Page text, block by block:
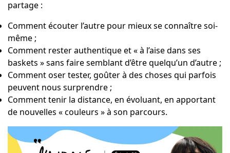
partage :
Comment écouter l’autre pour mieux se connaître soi-
même ;
Comment rester authentique et « à l’aise dans ses
baskets » sans faire semblant d’être quelqu’un d’autre ;
Comment oser tester, goûter à des choses qui parfois
peuvent nous surprendre ;
Comment tenir la distance, en évoluant, en apportant
de nouvelles « couleurs » à son parcours.